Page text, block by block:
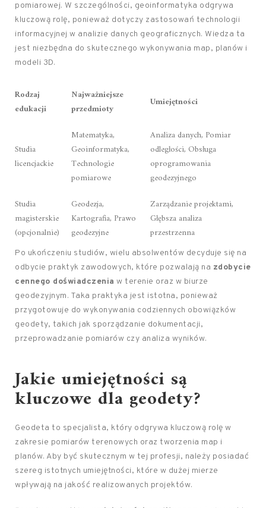
pomiarowej. W szczególności, geoinformatyka odgrywa
kluczową rolę, ponieważ dotyczy zastosowań technologii
informacyjnej w analizie danych geograficznych. Wiedza ta
jest niezbędna do skutecznego wykonywania map, planów i
modeli 3D.
Rodzaj
edukacji
Najważniejsze
przedmioty
Umiejętności
Studia
licencjackie
Matematyka,
Geoinformatyka,
Technologie
pomiarowe
Analiza danych, Pomiar
odległości, Obsługa
oprogramowania
geodezyjnego
Studia
magisterskie
(opcjonalnie)
Geodezja,
Kartografia, Prawo
geodezyjne
Zarządzanie projektami,
Głębsza analiza
przestrzenna
Po ukończeniu studiów, wielu absolwentów decyduje się na
odbycie praktyk zawodowych, które pozwalają na zdobycie
cennego doświadczenia w terenie oraz w biurze
geodezyjnym. Taka praktyka jest istotna, ponieważ
przygotowuje do wykonywania codziennych obowiązków
geodety, takich jak sporządzanie dokumentacji,
przeprowadzanie pomiarów czy analiza wyników.
Jakie umiejętności są
kluczowe dla geodety?
Geodeta to specjalista, który odgrywa kluczową rolę w
zakresie pomiarów terenowych oraz tworzenia map i
planów. Aby być skutecznym w tej profesji, należy posiadać
szereg istotnych umiejętności, które w dużej mierze
wpływają na jakość realizowanych projektów.